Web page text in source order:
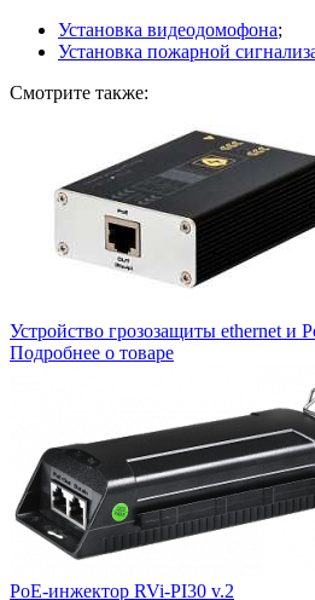
Установка видеодомофона;
Установка пожарной
Смотрите также:
Устройство грозозащиты ethernet и
Подробнее о товаре
PoE-инжектор RVi-PI30 v.2